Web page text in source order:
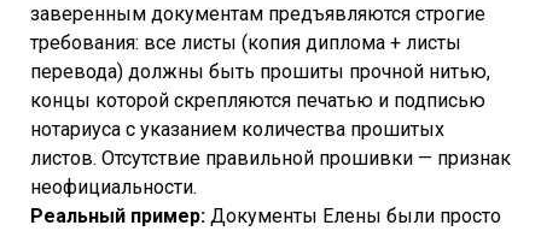
заверенным документам предъявляются строгие
требования: все листы (копия диплома + листы
перевода) должны быть прошиты прочной нитью,
концы которой скрепляются печатью и подписью
нотариуса с указанием количества прошитых
листов. Отсутствие правильной прошивки — признак
неофициальности.
Реальный пример: Документы Елены были просто